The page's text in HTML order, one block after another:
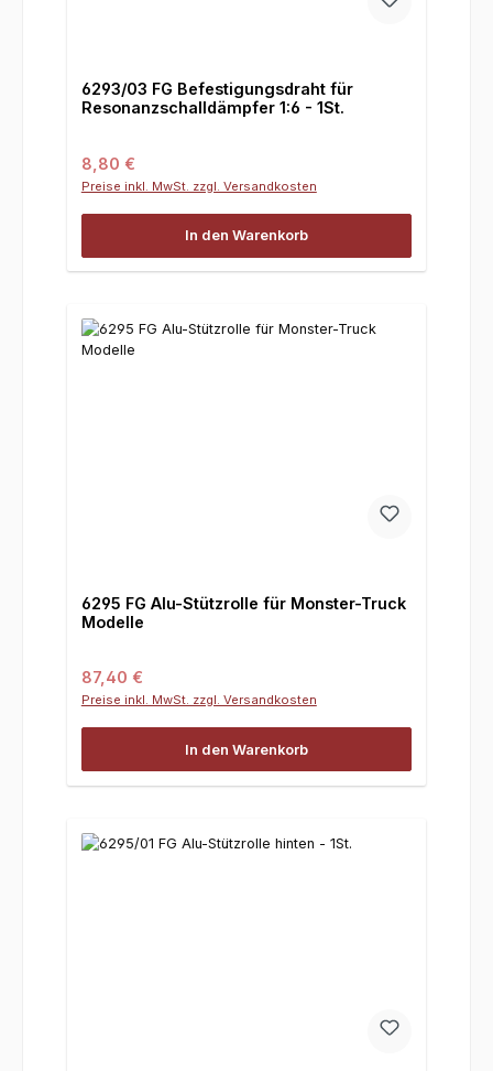
6293/03 FG Befestigungsdraht für
Resonanzschalldämpfer 1:6 - 1St.
Regulärer Preis:
8,80 €
Preise inkl. MwSt. zzgl. Versandkosten
In den Warenkorb
6295 FG Alu-Stützrolle für Monster-Truck
Modelle
Regulärer Preis:
87,40 €
Preise inkl. MwSt. zzgl. Versandkosten
In den Warenkorb